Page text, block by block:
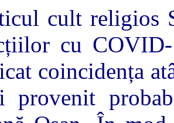
cult religios
cu
coincidența
provenit